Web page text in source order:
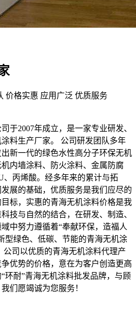
价格实惠 应用广泛 优质服务
于2007年成立，是一家专业研发、
料生产厂家。 公司研发团队多年
新一代的绿色水性高分子环保无机
内墙涂料、防火涂料、金属防腐
、丙烯酸。经多年来的累计与拓
展的基础，优质服务是我们应尽的
标，实惠的青海无机涂料价格是我
技与自然的结合，在研发、制造、
中努力遵循着“奉献环保，造福人
型绿色、低碳、节能的青海无机涂
司以优质的青海无机涂料代理产
优势的价格，意在为客户创造更高
环耐”青海无机涂料批发品牌，与顾
们愿竭诚为您服务！